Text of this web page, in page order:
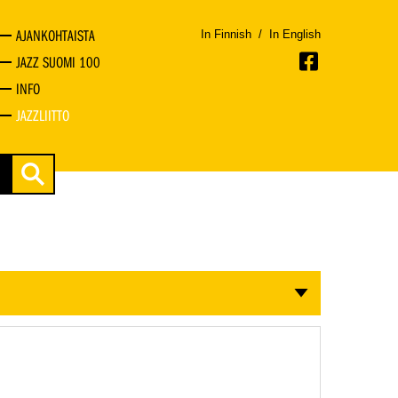
AJANKOHTAISTA
JAZZ SUOMI 100
INFO
JAZZLIITTO
In Finnish / In English